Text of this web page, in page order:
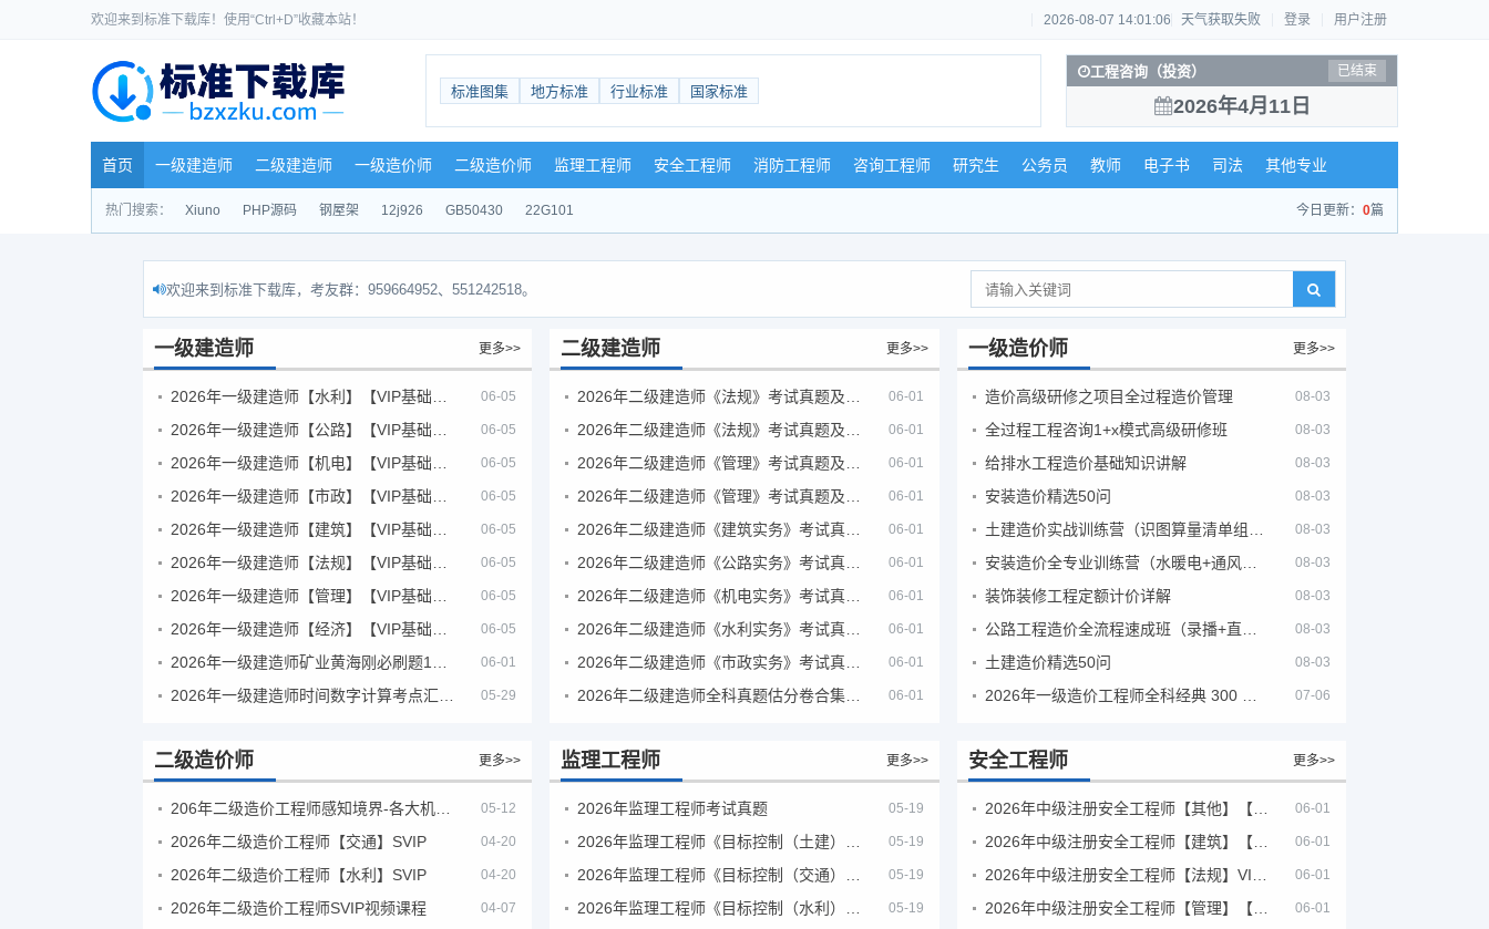
欢迎来到标准下载库！使用“Ctrl+D”收藏本站！ 2026-08-07 14:01:07 天气获取失败 登录 用户注册
标准图集 地方标准 行业标准 国家标准
工程咨询（投资） 已结束
2026年4月11日
首页 一级建造师 二级建造师 一级造价师 二级造价师 监理工程师 安全工程师 消防工程师 咨询工程师 研究生 公务员 教师 电子书 司法 其他专业
热门搜索： Xiuno PHP源码 钢屋架 12j926 GB50430 22G101 今日更新： 0篇
欢迎来到标准下载库，考友群：959664952、551242518。
一级建造师 更多>>
06-05
06-05
06-05
06-05
06-05
06-05
06-05
06-05
06-01
05-29
二级建造师 更多>>
06-01
06-01
06-01
06-01
06-01
06-01
06-01
06-01
06-01
06-01
一级造价师 更多>>
造价高级研修之项目全过程造价管理 08-03
全过程工程咨询1+x模式高级研修班 08-03
给排水工程造价基础知识讲解 08-03
安装造价精选50问 08-03
08-03
08-03
装饰装修工程定额计价详解 08-03
08-03
土建造价精选50问 08-03
07-06
二级造价师 更多>>
05-12
2026年二级造价工程师【交通】SVIP 04-20
2026年二级造价工程师【水利】SVIP 04-20
2026年二级造价工程师SVIP视频课程 04-07
监理工程师 更多>>
2026年监理工程师考试真题 05-19
05-19
05-19
05-19
安全工程师 更多>>
2026年中级注册安全工程师【其他】【VIP基础同步班】 06-01
2026年中级注册安全工程师【建筑】【VIP基础同步班】 06-01
06-01
2026年中级注册安全工程师【管理】【VIP基础同步班】 06-01